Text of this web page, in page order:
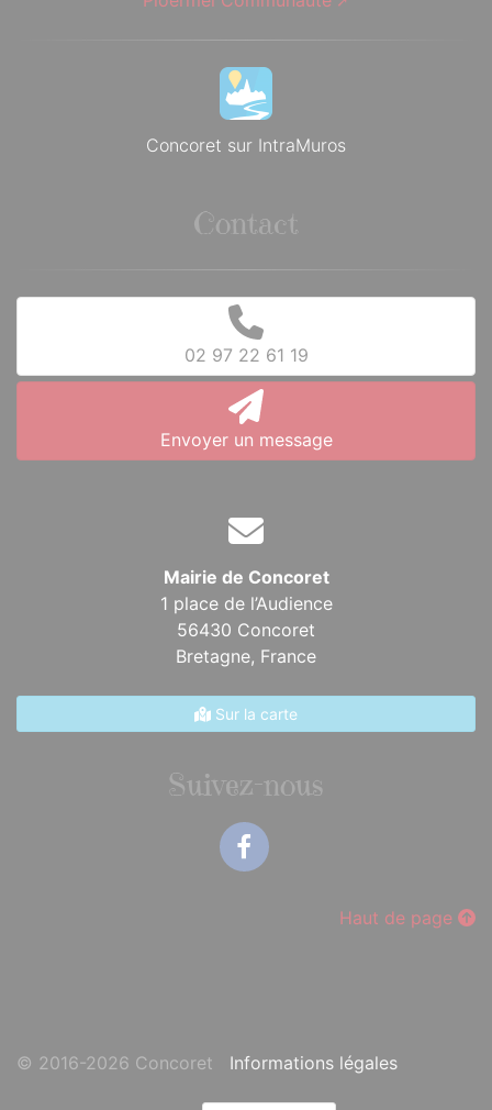
Concoret sur IntraMuros
Contact
02 97 22 61 19
Envoyer un message
Mairie de Concoret
1 place de l’Audience
56430 Concoret
Bretagne, France
Sur la carte
Suivez-nous
Haut de page
© 2016-2026 Concoret Informations légales